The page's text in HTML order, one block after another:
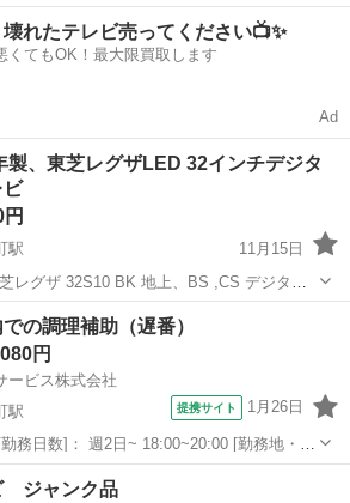
イン基盤を交換する為に、画面割れ40イン
ら部品取りでメイン基盤を交換しましたと
須町駅 テレビ 基盤
壊れたテレビ売ってください📺✨
くてもOK！最大限買取します
Ad
製、東芝レグザLED 32インチデジタ
ビ
駅
11月15日
,CS デジタル
搭載 付属品 専用リモコン、赤ミニB-CAS
用電源アダプター付き
須町駅 テレビ レグザ
の調理補助（遅番）
円
ービス株式会社
駅
提携サイト 1月26日
区日本橋5-16-15 愛染橋病院-4324 ＜エーム
サービス株式会社＞ 恵美須町駅徒歩1分 [職種名...
須町駅 その他
ジャンク品